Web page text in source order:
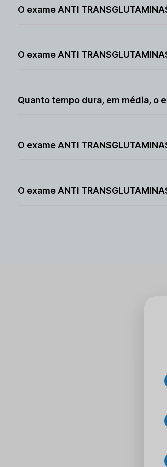
procedimento simples e seguro.
O exame ANTI
O exame ANTI
responsável.
Quanto tempo dura, em média, o
O exame ANTI
O exame ANTI